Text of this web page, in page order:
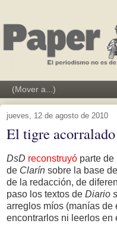
jueves, 12 de agosto de 2010
El tigre acorralado
DsD reconstruyó parte
de Clarín sobre la base
de la redacción, de
paso los textos de Diario
arreglos míos (manías de
encontrarlos ni leerlos en